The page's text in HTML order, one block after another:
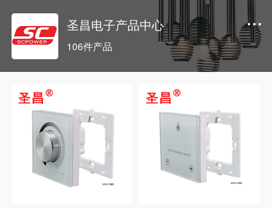
圣昌电子产品中心
106件产品